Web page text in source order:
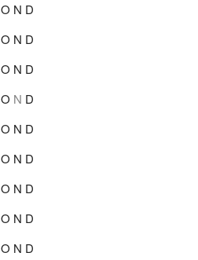
O N D
O N D
O N D
O N D
O N D
O N D
O N D
O N D
O N D